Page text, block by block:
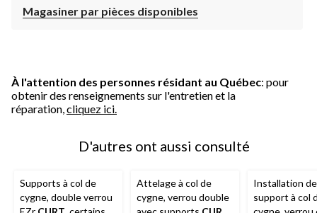
Magasiner par pièces disponibles
À l'attention des personnes résidant au Québec: pour
obtenir des renseignements sur l'entretien et la
réparation, cliquez ici.
D'autres ont aussi consulté
Supports à col de
cygne, double verrou
Attelage à col de
cygne, verrou double
Installation de
support à col